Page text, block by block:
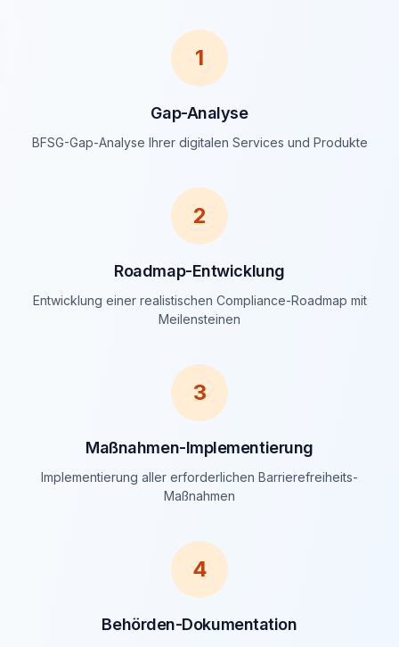
1
Gap-Analyse
BFSG-Gap-Analyse Ihrer digitalen Services und Produkte
2
Roadmap-Entwicklung
Entwicklung einer realistischen Compliance-Roadmap mit
Meilensteinen
3
Maßnahmen-Implementierung
Implementierung aller erforderlichen Barrierefreiheits-
Maßnahmen
4
Behörden-Dokumentation